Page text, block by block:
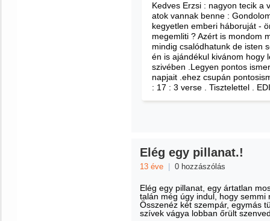
Kedves Erzsi : nagyon tecik a
atok vannak benne :
kegyetlen emberi háboruját -
megemliti ? Azért is mondom
mindig csalódhatunk de isten
én is ajándékul kivánom hogy
szivében .Legyen pontos
napjait .ehez csupán
: 17 : 3 verse . Tisztelettel .
Elég egy pillanat.!
13 éve 0 hozzászólás
Elég egy pillanat, egy ártatlan
talán még úgy indul, hogy semmi
Összenéz két szempár, egymás
szívek vágya lobban őrült